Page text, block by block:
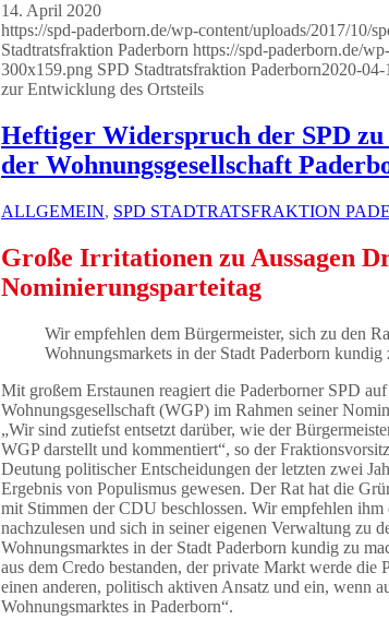
14. April 2020
https://spd-paderborn.de/wp-content/uploads/2017/10/
Stadtratsfraktion Paderborn https://spd-paderborn.de/
300x159.png SPD Stadtratsfraktion Paderborn2020-
zur Entwicklung des Ortsteils
Heftiger Widerspruch der SPD
der Wohnungsgesellschaft
ALLGEMEIN, SPD STADTRATSFRAKTION
Große Irritationen zu Aussagen
Nominierungsparteitag
Wir empfehlen dem Bürgermeister, sich zu den
Wohnungsmarkets in der Stadt Paderborn kundig
Mit großem Erstaunen reagiert die Paderborner SPD
Wohnungsgesellschaft (WGP) im Rahmen seiner
„Wir sind zutiefst entsetzt darüber, wie der
WGP darstellt und kommentiert“, so der
Deutung politischer Entscheidungen der letzten zwei
Ergebnis von Populismus gewesen. Der Rat hat die
mit Stimmen der CDU beschlossen. Wir empfehlen
nachzulesen und sich in seiner eigenen Verwaltung zu
Wohnungsmarktes in der Stadt Paderborn kundig zu
aus dem Credo bestanden, der private Markt werde
einen anderen, politisch aktiven Ansatz und ein, wenn
Wohnungsmarktes in Paderborn“.